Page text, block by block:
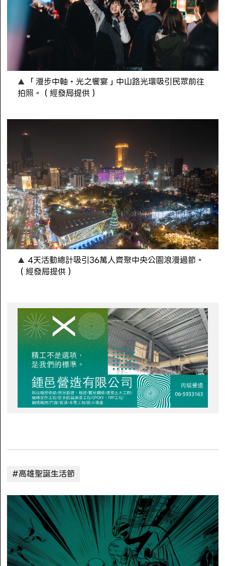
「漫步中軸・光之饗宴」中山路光環吸引民眾前往
拍照。（經發局提供）
4天活動總計吸引36萬人齊聚中央公園浪漫過節。
（經發局提供）
#高雄聖誕生活節